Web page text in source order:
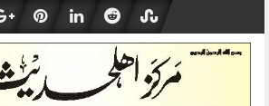
content